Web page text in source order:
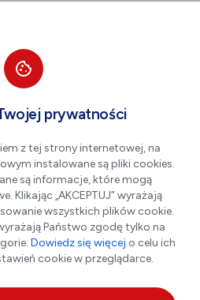
informację
prywatności
z tej strony internetowej, na
instalowane są pliki cookies.
są informacje, które mogą
Klikając „AKCEPTUJ” wyrażają
wszystkich plików cookie.
wyrażają Państwo zgodę tylko na
Dowiedz się więcej o celu ich
cookie w przeglądarce.